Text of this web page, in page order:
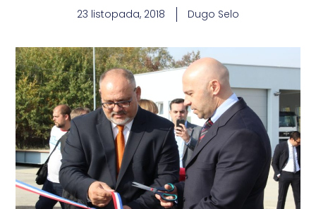
23 listopada, 2018 Dugo Selo